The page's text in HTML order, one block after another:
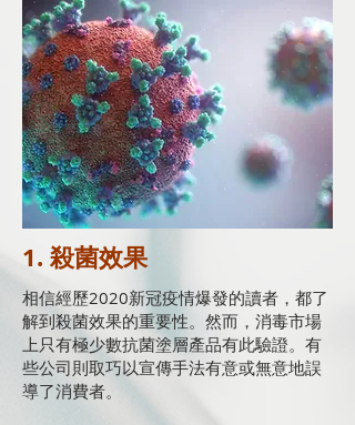
1. 殺菌效果
相信經歷2020新冠疫情爆發的讀者，都了
解到殺菌效果的重要性。 然而，消毒市場
上只有極少數抗菌塗層產品有此驗證。有
些公司則取巧以宣傳手法有意或無意地誤
導了消費者。